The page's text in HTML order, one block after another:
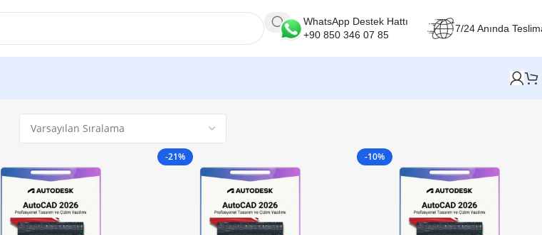
WhatsApp Destek Hattı
+90 850 346 07 85
7/24 Anında
-21% -10%